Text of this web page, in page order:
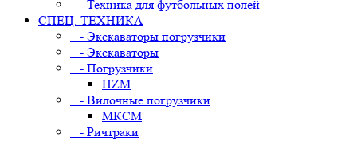
- Техника для футбольных полей
СПЕЦ. ТЕХНИКА
- Экскаваторы погрузчики
- Экскаваторы
- Погрузчики
HZM
- Вилочные погрузчики
МКСМ
- Ричтраки